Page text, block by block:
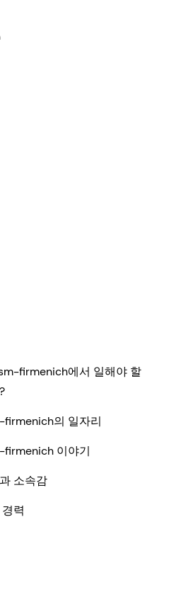
firmenich에서 일해야 할
의 일자리
이야기
소속감
력